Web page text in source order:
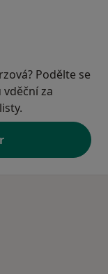
Podělte se
za